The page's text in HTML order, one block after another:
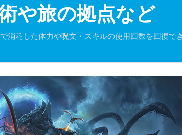
や旅の拠点など
消耗した体力や呪文・スキルの使用回数を回復